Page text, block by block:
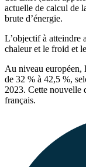
actuelle de calcul de
brute d’énergie.
L’objectif à atteindre
chaleur et le froid et
Au niveau européen,
de 32 % à 42,5 %,
2023. Cette nouvelle
français.